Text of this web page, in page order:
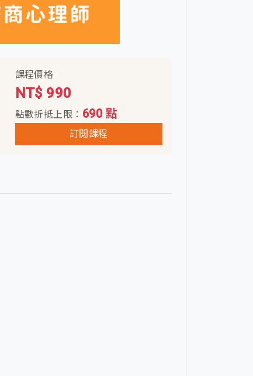
課程價格
NT$ 990
點數折抵上限： 690 點
訂閱課程